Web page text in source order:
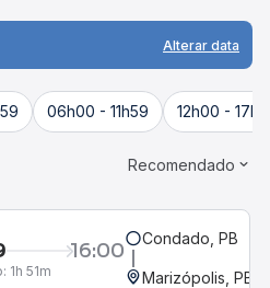
Alterar data
06h00 - 11h59 12h00 -
Recomendado
16:00
1h 51m
Condado, PB
Marizópolis, PB